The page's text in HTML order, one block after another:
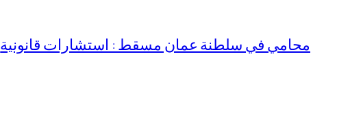
المحتوى
محامي في سلطنة عمان مسقط : استشارات قانونية